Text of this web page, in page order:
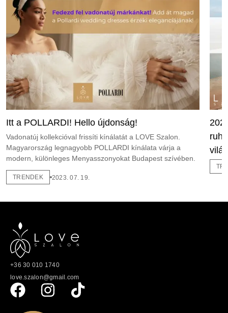
Itt a POLLARDI! Hello újdonság!
Vadonatúj kollekcióval frissíti kínálatát a LOVE Szalon.
Magyarország legnagyobb POLLARDI kínálata várja a
modern, különleges Menyasszonyokat Budapest szívében.
TRENDEK 2023. 07. 19.
+36 30 010 1740
love.szalon@gmail.com